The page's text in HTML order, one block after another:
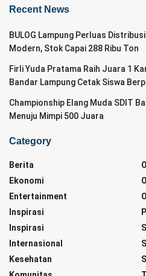
Recent News
BULOG Lampung Perluas
Modern, Stok Capai 288 Ribu Ton
Firli Yuda Pratama Raih Juara 1
Bandar Lampung Cetak Siswa
Championship Elang Muda SDIT
Menuju Mimpi 500 Juara
Category
Berita
Ekonomi
Entertainment
Inspirasi
Inspirasi
Internasional
Kesehatan